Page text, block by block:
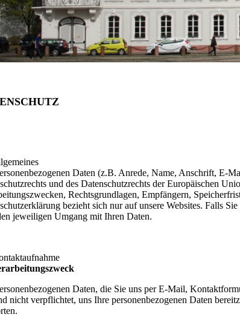
Daten (z.B. Anrede, Name, Anschrift, E-
und des Datenschutzrechts der Europäischen
Rechtsgrundlagen, Empfängern,
bezieht sich nur auf unsere Websites. Falls
jeweiligen Umgang mit Ihren Daten.
Daten, die Sie uns per E-Mail,
nicht verpflichtet, uns Ihre personenbezogenen Daten